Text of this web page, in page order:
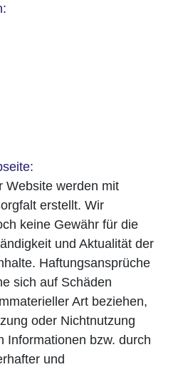
Website werden mit
erstellt. Wir
keine Gewähr für die
und Aktualität der
Haftungsansprüche
sich auf Schäden
Art beziehen,
oder Nichtnutzung
Informationen bzw. durch
und